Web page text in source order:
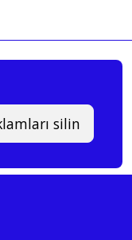
silin